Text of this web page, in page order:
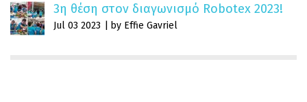
3η θέση στον διαγωνισμό Robotex 2023!
Jul 03 2023 by Effie Gavriel